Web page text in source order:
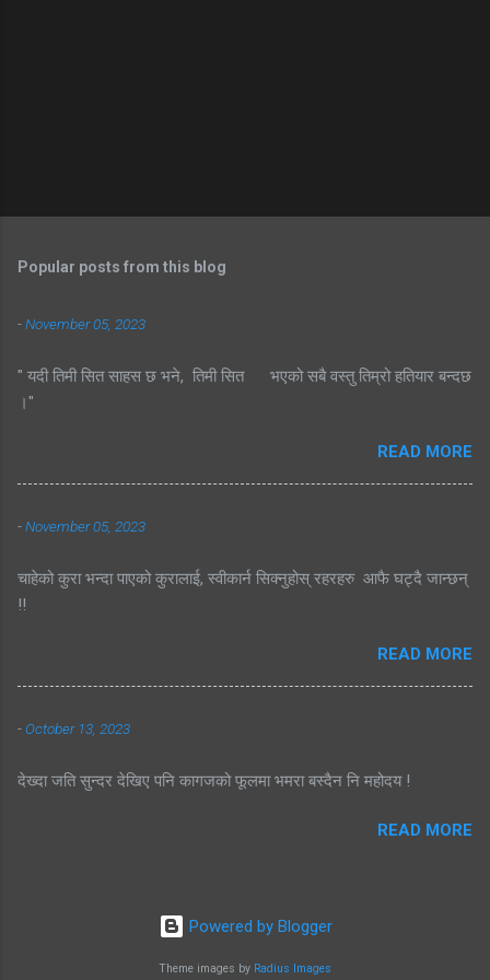
Popular posts from this blog
-November 05, 2023
" यदी तिमी सित साहस छ भने, तिमी सित भएको सबै वस्तु तिम्रो हतियार बन्दछ
।"
READ MORE
-November 05, 2023
चाहेको कुरा भन्दा पाएको कुरालाई, स्वीकार्न सिक्नुहोस् रहरहरु आफै घट्दै जान्छन्
!!
READ MORE
-October 13, 2023
देख्दा जति सुन्दर देखिए पनि कागजको फूलमा भमरा बस्दैन नि महोदय !
READ MORE
Powered by Blogger
Theme images by Radius Images